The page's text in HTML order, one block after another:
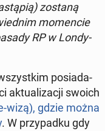
zostaną
mo­men­cie
RP w Lon­dy­
po­sia­da­
ak­tu­ali­za­cji swoich
wizą), gdzie można
. W przy­pad­ku gdy